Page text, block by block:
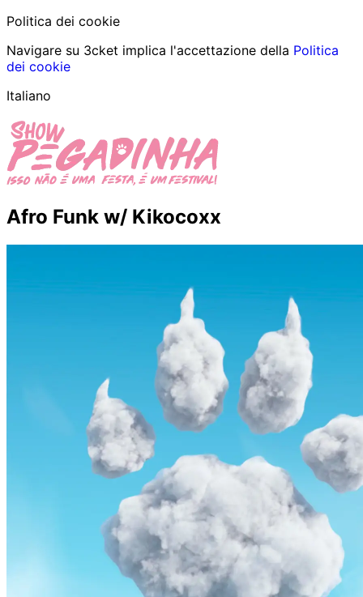
Politica dei cookie
Navigare su 3cket implica l'accettazione della Politica
dei cookie
Italiano
Afro Funk w/ Kikocoxx